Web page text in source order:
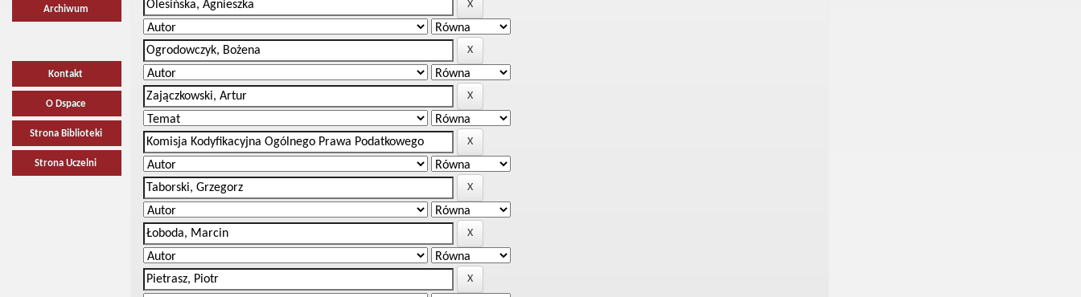
Archiwum
Kontakt
O Dspace
Strona Biblioteki
Strona Uczelni